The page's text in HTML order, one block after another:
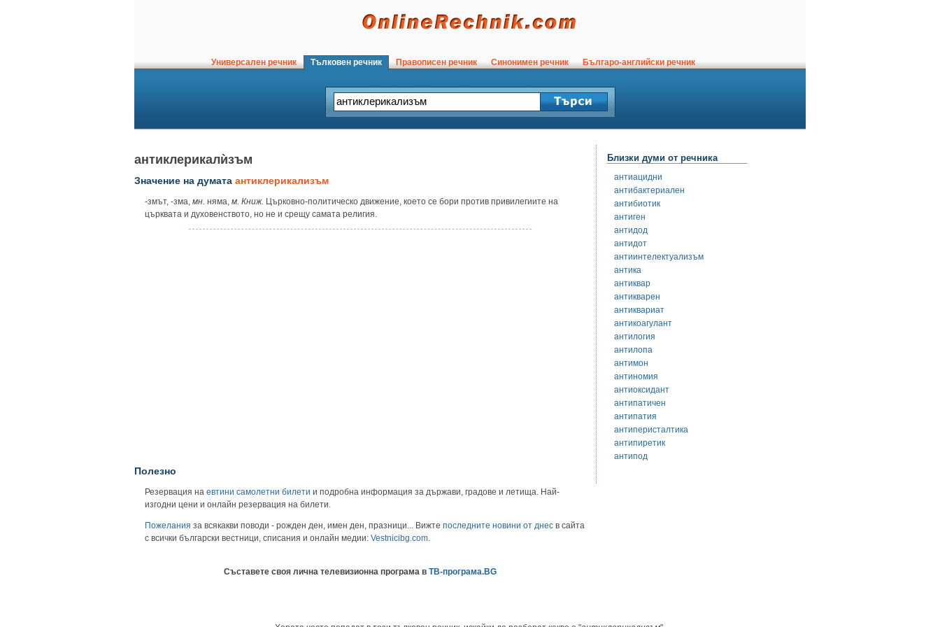
Универсален речник Тълковен речник Правописен речник Синонимен речник Българо-английски речник
антиклерикалѝзъм
Значение на думата антиклерикализъм
‑змът, ‑зма, мн. няма, м. Книж. Църковно-политическо движение, което се бори против привилегиите на
църквата и духовенството, но не и срещу самата религия.
Полезно
Резервация на евтини самолетни билети и подробна информация за държави, градове и летища. Най-
изгодни цени и онлайн резервация на билети.
Пожелания за всякакви поводи - рожден ден, имен ден, празници... Вижте последните новини от днес в сайта
с всички български вестници, списания и онлайн медии: Vestnicibg.com
Съставете своя лична телевизионна програма в ТВ-програма.BG
Близки думи от речника
антиацидни
антибактериален
антибиотик
антиген
антидод
антидот
антиинтелектуализъм
антика
антиквар
антикварен
антиквариат
антикоагулант
антилогия
антилопа
антимон
антиномия
антиоксидант
антипатичен
антипатия
антиперисталтика
антипиретик
антипод